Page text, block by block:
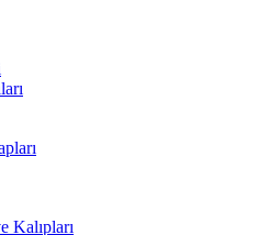
Kalıpları